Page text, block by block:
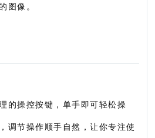
图像。
的操控按键，单手即可轻松操
调节操作顺手自然，让你专注使